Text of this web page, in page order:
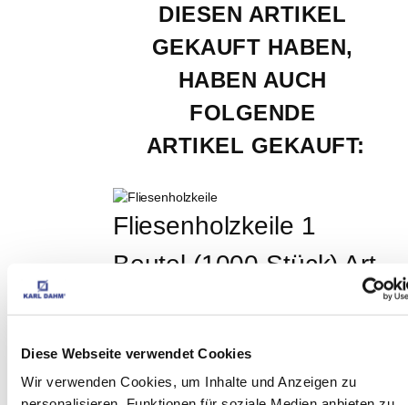
Diese Webseite verwendet Cookies
Wir verwenden Cookies, um Inhalte und Anzeigen zu
DIESEN ARTIKEL
GEKAUFT HABEN,
HABEN AUCH
FOLGENDE
ARTIKEL GEKAUFT:
Fliesenholzkeile 1
Beutel (1000 Stück) Art.-
EUR32,59Inkl. MwSt *